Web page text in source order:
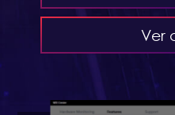
Ver